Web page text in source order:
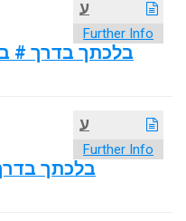
ע
Further Info
בלכתך בדרך #
ע
Further Info
בלכתך